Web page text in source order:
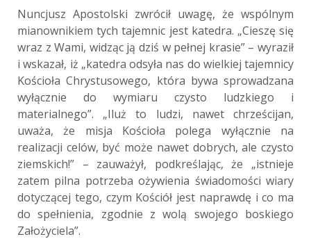
Nuncjusz Apostolski zwrócił uwagę, że wspólnym
mianownikiem tych tajemnic jest katedra. „Cieszę się
wraz z Wami, widząc ją dziś w pełnej krasie” – wyraził
i wskazał, iż „katedra odsyła nas do wielkiej tajemnicy
Kościoła Chrystusowego, która bywa sprowadzana
wyłącznie do wymiaru czysto ludzkiego i
materialnego”. „Iluż to ludzi, nawet chrześcijan,
uważa, że misja Kościoła polega wyłącznie na
realizacji celów, być może nawet dobrych, ale czysto
ziemskich!” – zauważył, podkreślając, że „istnieje
zatem pilna potrzeba ożywienia świadomości wiary
dotyczącej tego, czym Kościół jest naprawdę i co ma
do spełnienia, zgodnie z wolą swojego boskiego
Założyciela”.